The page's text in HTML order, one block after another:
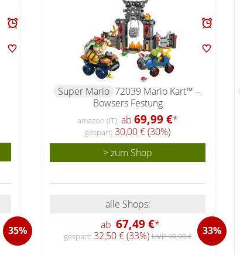
35%
Super Mario 72039 Mario Kart™ –
Bowsers Festung
amazon (IT): ab 69,99 €*
gespart: 30,00 € (30%)
> zum Shop
alle Shops:
ab 67,49 €* 33%
gespart: 32,50 € (33%)UVP 99,99 €